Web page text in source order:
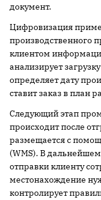
документ.
Цифровизация
производственного
клиентом
анализирует
определяет дату
ставит заказ в план
Следующий этап
происходит после
размещается с
(WMS). В
отправки клиенту
местонахождение
контролирует